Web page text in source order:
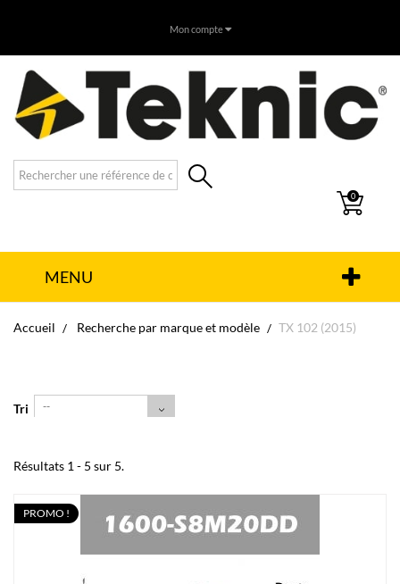
Mon compte
0
MENU
Accueil Recherche par marque et modèle TX 102 (2015)
Tri --
Résultats 1 - 5 sur 5.
PROMO !